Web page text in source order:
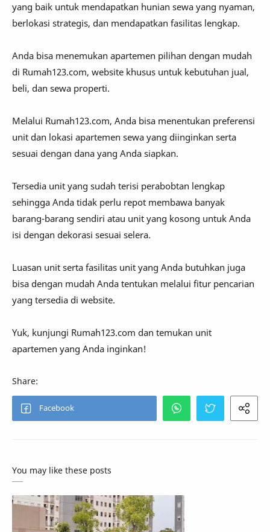
yang baik untuk mendapatkan hunian sewa yang nyaman,
berlokasi strategis, dan mendapatkan fasilitas lengkap.
Anda bisa menemukan apartemen pilihan dengan mudah
di Rumah123.com, website khusus untuk kebutuhan jual,
beli, dan sewa properti.
Melalui Rumah123.com, Anda bisa menentukan preferensi
unit dan lokasi apartemen sewa yang diinginkan serta
sesuai dengan dana yang Anda siapkan.
Tersedia unit yang sudah terisi perabobtan lengkap
sehingga Anda tidak perlu repot membawa banyak
barang-barang sendiri atau unit yang kosong untuk Anda
isi dengan dekorasi sesuai selera.
Luasan unit serta fasilitas unit yang Anda butuhkan juga
bisa dengan mudah Anda tentukan melalui fitur pencarian
yang tersedia di website.
Yuk, kunjungi Rumah123.com dan temukan unit
apartemen yang Anda inginkan!
You may like these posts